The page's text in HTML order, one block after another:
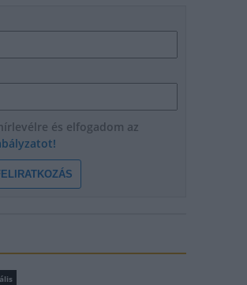
és elfogadom az